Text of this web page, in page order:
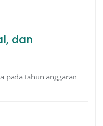
dan
pada tahun anggaran